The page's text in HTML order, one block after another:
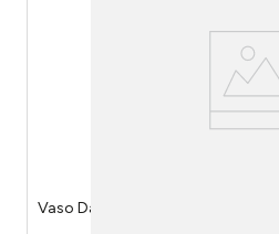
Vaso Dália Vidro Branco